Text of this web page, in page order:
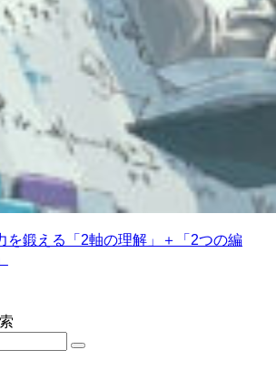
を鍛える「2軸の理解」＋「2つの編